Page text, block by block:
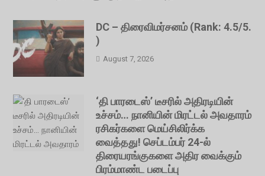
DC – திரைவிமர்சனம் (Rank: 4.5/5.
)
August 7, 2026
‘தி பாரடைஸ்’ டீசரில் அதிரடியின்
உச்சம்… நானியின் மிரட்டல் அவதாரம்
ரசிகர்களை மெய்சிலிர்க்க
வைத்தது! செப்டம்பர் 24-ல்
திரையரங்குகளை அதிர வைக்கும்
பிரம்மாண்ட படைப்பு